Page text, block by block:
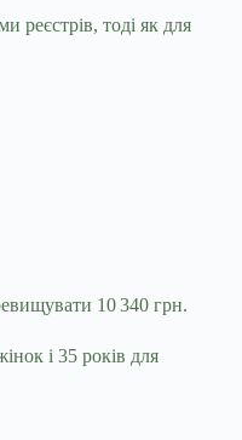
реєстрів, тоді як для
10 340 грн.
і 35 років для